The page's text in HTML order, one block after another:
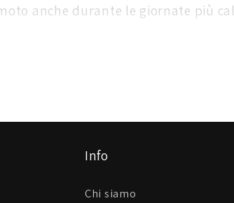
anche durante le giornate più
Info
Chi siamo